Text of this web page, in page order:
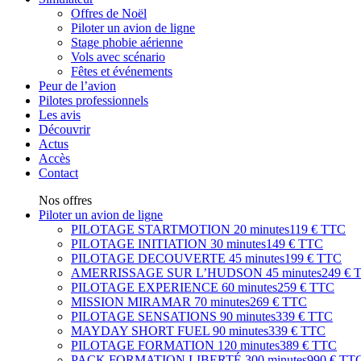
Offres de Noël
Piloter un avion de ligne
Stage phobie aérienne
Vols avec scénario
Fêtes et événements
Peur de l’avion
Pilotes professionnels
Les avis
Découvrir
Actus
Accès
Contact
Nos offres
Piloter un avion de ligne
PILOTAGE STARTMOTION 20 minutes119 € TTC
PILOTAGE INITIATION 30 minutes149 € TTC
PILOTAGE DECOUVERTE 45 minutes199 € TTC
AMERRISSAGE SUR L’HUDSON 45 minutes249 €
PILOTAGE EXPERIENCE 60 minutes259 € TTC
MISSION MIRAMAR 70 minutes269 € TTC
PILOTAGE SENSATIONS 90 minutes339 € TTC
MAYDAY SHORT FUEL 90 minutes339 € TTC
PILOTAGE FORMATION 120 minutes389 € TTC